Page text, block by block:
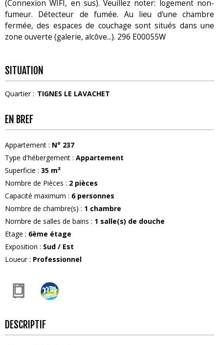
(Connexion WIFI, en sus). Veuillez noter: logement non-
fumeur. Détecteur de fumée. Au lieu d'une chambre
fermée, des espaces de couchage sont situés dans une
zone ouverte (galerie, alcôve...). 296 E00055W
SITUATION
Quartier : TIGNES LE LAVACHET
EN BREF
Appartement : N° 237
Type d'hébergement : Appartement
Superficie : 35 m²
Nombre de Pièces : 2 pièces
Capacité maximum : 6 personnes
Nombre de chambre(s) : 1 chambre
Nombre de salles de bains : 1 salle(s) de douche
Etage : 6ème étage
Exposition : Sud / Est
Loueur: Professionnel
DESCRIPTIF